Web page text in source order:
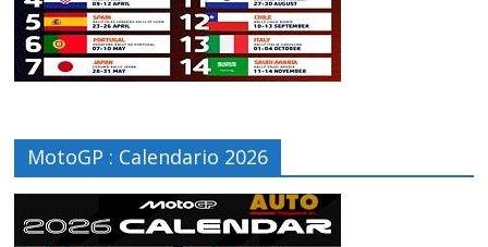
MotoGP : Calendario 2026